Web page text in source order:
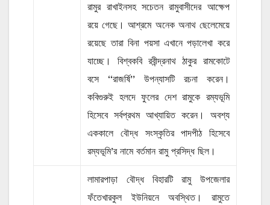
রামুর রাখাইনসহ সচেতন রামুবাসীদের আক্ষেপ
রয়ে গেছে। আশ্রমে অনেক অনাথ ছেলেমেয়ে
রয়েছে তারা বিনা পয়সা এখানে পড়ালেখা করে
যাচ্ছে। বিশ্বকবি রবীন্দ্রনাথ ঠাকুর রামকোটে
বসে ‘‘রাজর্ষি’’ উপন্যাসটি রচনা করেন।
কবিগুরুই হলদে ফুলের দেশ রামুকে রম্যভূমি
হিসেবে সর্বপ্রথম আখ্যায়িত করেন। অবশ্য
এককালে বৌদ্ধ সংস্কৃতির পাদপীঠ হিসেবে
রম্যভূমি’র নামে বর্তমান রামু প্রসিদ্ধ ছিল।
লামারপাড়া বৌদ্ধ বিহারটি রামু উপজেলার
ফঁতেখারকুল ইউনিয়নে অবস্থিত। রামুতে